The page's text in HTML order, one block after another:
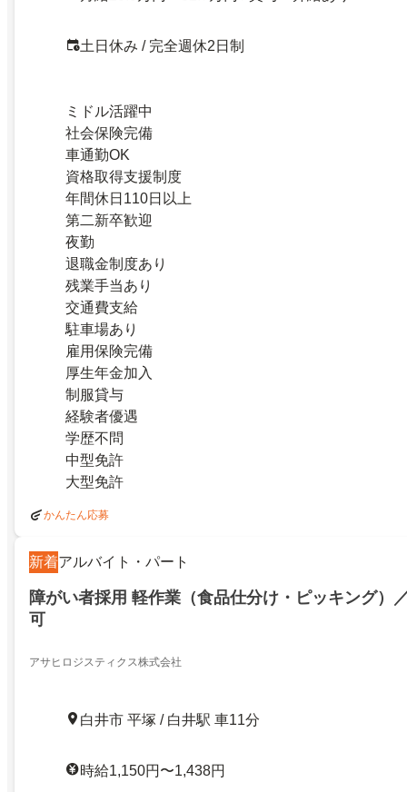
土日休み / 完全週休2日制
ミドル活躍中
社会保険完備
車通勤OK
資格取得支援制度
年間休日110日以上
第二新卒歓迎
夜勤
退職金制度あり
残業手当あり
交通費支給
駐車場あり
雇用保険完備
厚生年金加入
制服貸与
経験者優遇
学歴不問
中型免許
大型免許
かんたん応募
新着アルバイト・パート
障がい者採用 軽作業（食品仕分け・ピッキング）
可
アサヒロジスティクス株式会社
白井市 平塚 / 白井駅 車11分
時給1,150円〜1,438円